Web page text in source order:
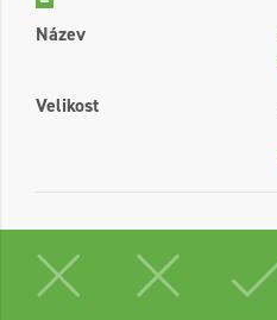
Název
Velikost